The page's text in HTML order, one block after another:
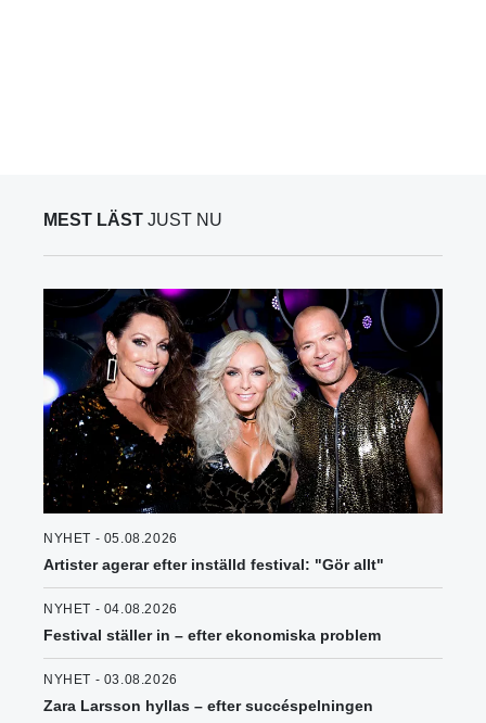
MEST LÄST JUST NU
NYHET - 05.08.2026
Artister agerar efter inställd festival: "Gör allt"
NYHET - 04.08.2026
Festival ställer in – efter ekonomiska problem
NYHET - 03.08.2026
Zara Larsson hyllas – efter succéspelningen